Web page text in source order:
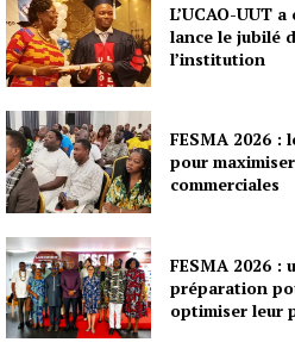
L’UCAO-UUT
lance le jubilé
l’institution
FESMA 2026 :
pour
commerciales
FESMA 2026 :
préparation
optimiser leur